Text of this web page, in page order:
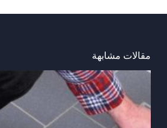
مقالات مشابهة